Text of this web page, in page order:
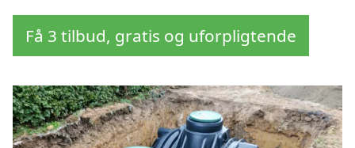
Få 3 tilbud, gratis og uforpligtende